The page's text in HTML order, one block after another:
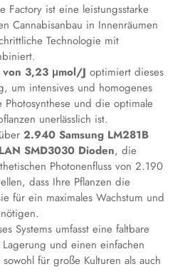
Factory ist eine leistungsstarke
Cannabisanbau in Innenräumen
Technologie mit
3,23 μmol/J optimiert dieses
um intensives und homogenes
und die optimale
unerlässlich ist.
2.940 Samsung LM281B
SMD3030 Dioden, die
Photonenfluss von 2.190
dass Ihre Pflanzen die
für ein maximales Wachstum und
Systems umfasst eine faltbare
und einen einfachen
für große Kulturen als auch